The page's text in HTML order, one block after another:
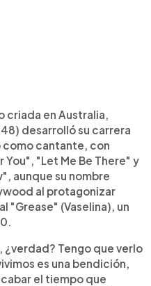
criada en Australia,
desarrolló su carrera
cantante, con
"Let Me Be There" y
aunque su nombre
al protagonizar
"Grease" (Vaselina), un
Tengo que verlo
es una bendición,
el tiempo que